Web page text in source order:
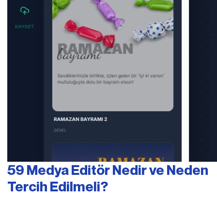
59 Medya Editör Nedir ve Neden
Tercih Edilmeli?